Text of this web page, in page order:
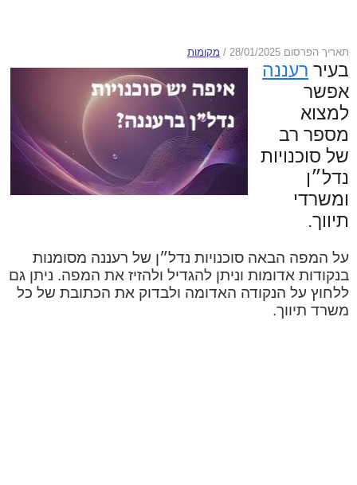
תאריך הפרסום 28/01/2025 / מקומות
בעיר רעננה
אפשר
למצוא
מספר רב
של סוכנויות
נדל״ן
ומשרדי
תיווך.
על המפה הבאה סוכנויות נדל״ן של רעננה מסומנות
בנקודות אדומות וניתן להגדיל ולהזיז את המפה. ניתן גם
ללחוץ על הנקודה האדומה ולבדוק את הכתובת של כל
משרד תיווך.